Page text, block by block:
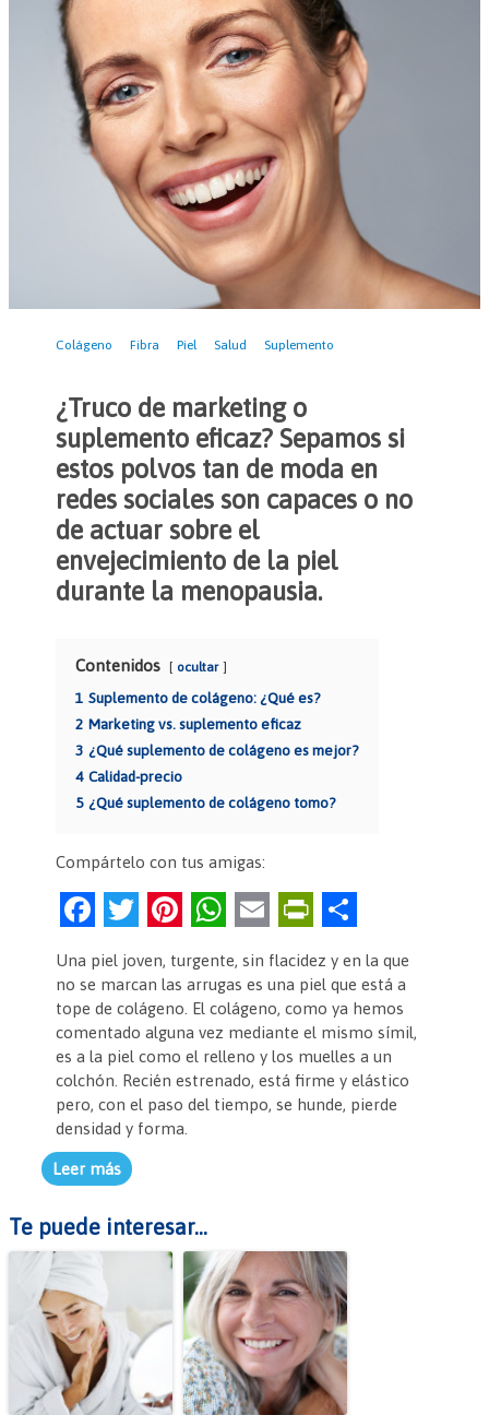
Colágeno Fibra Piel Salud Suplemento
¿Truco de marketing o
suplemento eficaz? Sepamos si
estos polvos tan de moda en
redes sociales son capaces o no
de actuar sobre el
envejecimiento de la piel
durante la menopausia.
Contenidos ocultar
1 Suplemento de colágeno: ¿Qué es?
2 Marketing vs. suplemento eficaz
3 ¿Qué suplemento de colágeno es mejor?
4 Calidad-precio
5 ¿Qué suplemento de colágeno tomo?
Compártelo con tus amigas:
F
a
c
e
b
o
o
k
T
itt
er
Pi
er
es
t
W
at
s
A
p
p
E
m
ai
l
Pr
tF
ri
e
n
dl
o
m
p
ar
tir
Una piel joven, turgente, sin flacidez y en la que
no se marcan las arrugas es una piel que está a
tope de colágeno. El colágeno, como ya hemos
comentado alguna vez mediante el mismo símil,
es a la piel como el relleno y los muelles a un
colchón. Recién estrenado, está firme y elástico
pero, con el paso del tiempo, se hunde, pierde
densidad y forma.
Leer más
Te puede interesar...